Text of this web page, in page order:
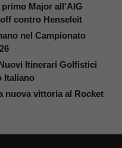
Major all’AIG
contro Henseleit
nel Campionato
Itinerari Golfistici
Italiano
nuova vittoria al Rocket